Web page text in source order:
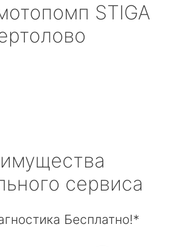
STIGA
сервиса
Бесплатно!*